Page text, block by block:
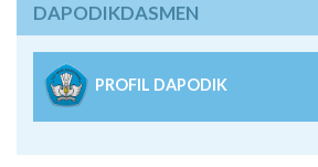
DAPODIKDASMEN
PROFIL DAPODIK